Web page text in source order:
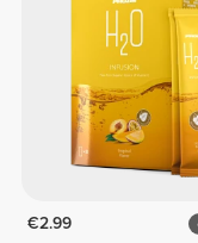
€2.99